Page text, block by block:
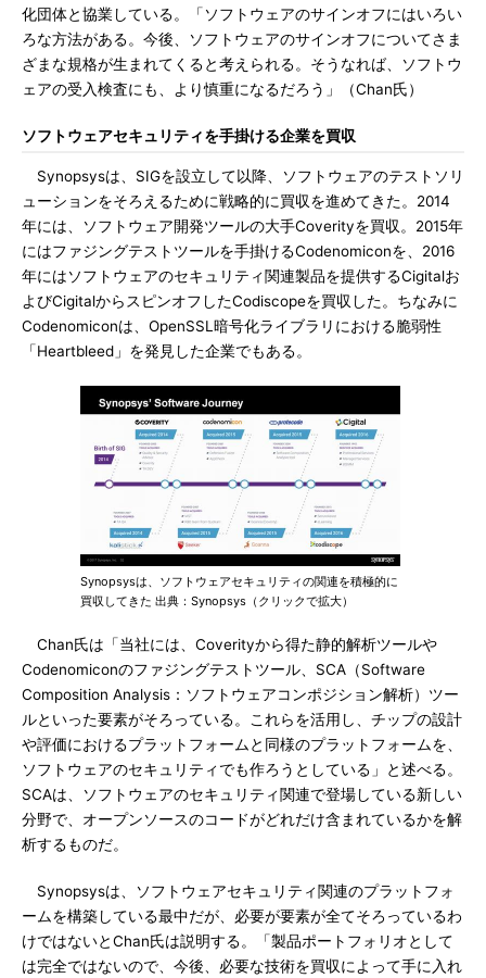
化団体と協業している。「ソフトウェアのサインオフにはいろい
ろな方法がある。今後、ソフトウェアのサインオフについてさま
ざまな規格が生まれてくると考えられる。そうなれば、ソフトウ
ェアの受入検査にも、より慎重になるだろう」（Chan氏）
ソフトウェアセキュリティを手掛ける企業を買収
Synopsysは、SIGを設立して以降、ソフトウェアのテストソリ
ューションをそろえるために戦略的に買収を進めてきた。2014
年には、ソフトウェア開発ツールの大手Coverityを買収。2015年
にはファジングテストツールを手掛けるCodenomiconを、2016
年にはソフトウェアのセキュリティ関連製品を提供するCigitalお
よびCigitalからスピンオフしたCodiscopeを買収した。ちなみに
Codenomiconは、OpenSSL暗号化ライブラリにおける脆弱性
「Heartbleed」を発見した企業でもある。
Synopsysは、ソフトウェアセキュリティの関連を積極的に
買収してきた 出典：Synopsys（クリックで拡大）
Chan氏は「当社には、Coverityから得た静的解析ツールや
Codenomiconのファジングテストツール、SCA（Software
Composition Analysis：ソフトウェアコンポジション解析）ツー
ルといった要素がそろっている。これらを活用し、チップの設計
や評価におけるプラットフォームと同様のプラットフォームを、
ソフトウェアのセキュリティでも作ろうとしている」と述べる。
SCAは、ソフトウェアのセキュリティ関連で登場している新しい
分野で、オープンソースのコードがどれだけ含まれているかを解
析するものだ。
Synopsysは、ソフトウェアセキュリティ関連のプラットフォ
ームを構築している最中だが、必要が要素が全てそろっているわ
けではないとChan氏は説明する。「製品ポートフォリオとして
は完全ではないので、今後、必要な技術を買収によって手に入れ